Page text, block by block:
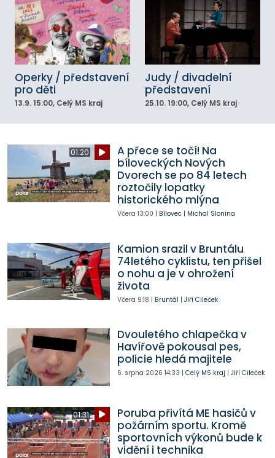
Operky / představení
pro děti
13.9. 15:00, Celý MS kraj
Judy / divadelní
představení
25.10. 19:00, Celý MS kraj
01:20
A přece se točí! Na
bíloveckých Nových
Dvorech se po 84 letech
roztočily lopatky
historického mlýna
Včera 13:00 | Bílovec| Michal Slonina
Kamion srazil v Bruntálu
74letého cyklistu, ten přišel
o nohu a je v ohrožení
života
Včera 9:18 | Bruntál | Jiří Cileček
Dvouletého chlapečka v
Havířově pokousal pes,
policie hledá majitele
6. srpna 2026 14:33 | Celý MS kraj | Jiří Cileček
01:31
Poruba přivítá ME hasičů v
požárním sportu. Kromě
sportovních výkonů bude k
vidění i technika